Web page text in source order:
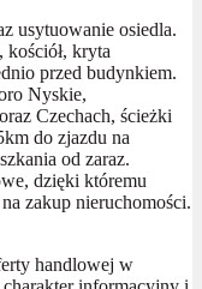
usytuowanie osiedla.
kościół, kryta
przed budynkiem.
Nyskie,
Czechach, ścieżki
do zjazdu na
od zaraz.
dzięki któremu
zakup nieruchomości.
handlowej w